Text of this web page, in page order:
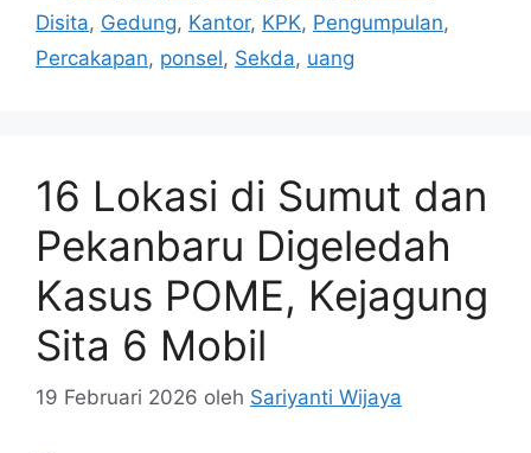
Disita, Gedung, Kantor, KPK, Pengumpulan,
Percakapan, ponsel, Sekda, uang
16 Lokasi di Sumut dan
Pekanbaru Digeledah
Kasus POME, Kejagung
Sita 6 Mobil
19 Februari 2026 oleh Sariyanti Wijaya